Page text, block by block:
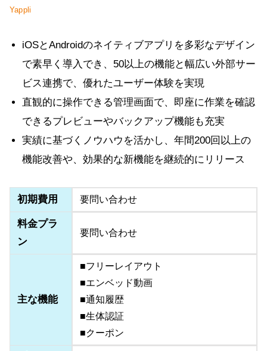
Yappli
iOSとAndroidのネイティブアプリを多彩なデザイン
で素早く導入でき、50以上の機能と幅広い外部サー
ビス連携で、優れたユーザー体験を実現
直観的に操作できる管理画面で、即座に作業を確認
できるプレビューやバックアップ機能も充実
実績に基づくノウハウを活かし、年間200回以上の
機能改善や、効果的な新機能を継続的にリリース
初期費用 要問い合わせ
料金プラ
ン
要問い合わせ
主な機能
■フリーレイアウト
■エンベッド動画
■通知履歴
■生体認証
■クーポン